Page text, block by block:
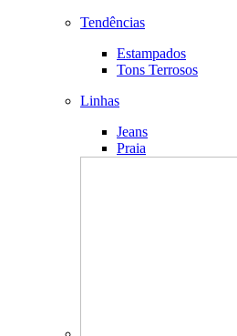
Tendências
Estampados
Tons Terrosos
Linhas
Jeans
Praia